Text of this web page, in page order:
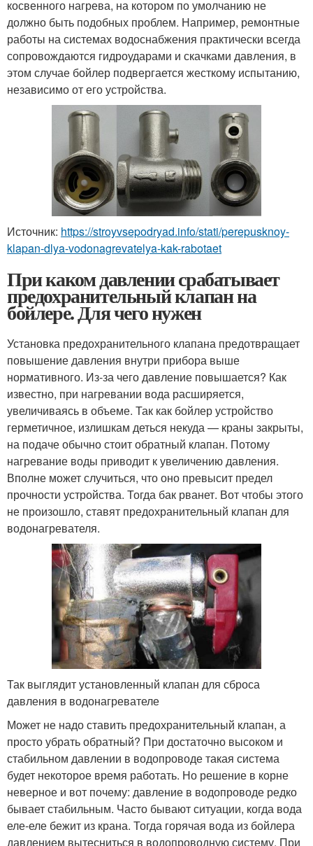
косвенного нагрева, на котором по умолчанию не
должно быть подобных проблем. Например, ремонтные
работы на системах водоснабжения практически всегда
сопровождаются гидроударами и скачками давления, в
этом случае бойлер подвергается жесткому испытанию,
независимо от его устройства.
Источник: https://stroyvsepodryad.info/stati/perepusknoy-
klapan-dlya-vodonagrevatelya-kak-rabotaet
При каком давлении срабатывает
предохранительный клапан на
бойлере. Для чего нужен
Установка предохранительного клапана предотвращает
повышение давления внутри прибора выше
нормативного. Из-за чего давление повышается? Как
известно, при нагревании вода расширяется,
увеличиваясь в объеме. Так как бойлер устройство
герметичное, излишкам деться некуда — краны закрыты,
на подаче обычно стоит обратный клапан. Потому
нагревание воды приводит к увеличению давления.
Вполне может случиться, что оно превысит предел
прочности устройства. Тогда бак рванет. Вот чтобы этого
не произошло, ставят предохранительный клапан для
водонагревателя.
Так выглядит установленный клапан для сброса
давления в водонагревателе
Может не надо ставить предохранительный клапан, а
просто убрать обратный? При достаточно высоком и
стабильном давлении в водопроводе такая система
будет некоторое время работать. Но решение в корне
неверное и вот почему: давление в водопроводе редко
бывает стабильным. Часто бывают ситуации, когда вода
еле-еле бежит из крана. Тогда горячая вода из бойлера
давлением вытесниться в водопроводную систему. При